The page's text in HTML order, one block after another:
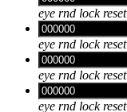
eye rnd lock reset
eye rnd lock reset
eye rnd lock reset
eye rnd lock reset